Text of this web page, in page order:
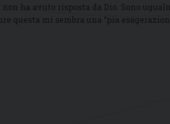
non ha avuto risposta da Dio. Sono
questa mi sembra una “pia